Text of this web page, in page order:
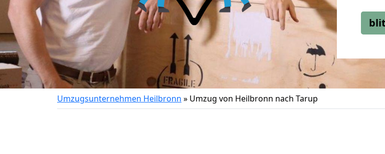
Umzugsunternehmen Heilbronn » Umzug von Heilbronn nach Tarup